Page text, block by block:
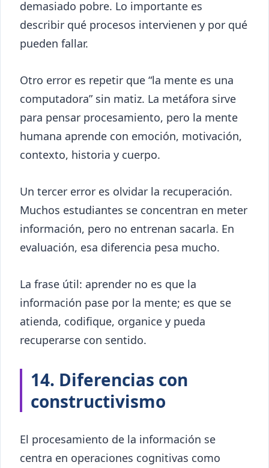
demasiado pobre. Lo importante es
describir qué procesos intervienen y por qué
pueden fallar.
Otro error es repetir que “la mente es una
computadora” sin matiz. La metáfora sirve
para pensar procesamiento, pero la mente
humana aprende con emoción, motivación,
contexto, historia y cuerpo.
Un tercer error es olvidar la recuperación.
Muchos estudiantes se concentran en meter
información, pero no entrenan sacarla. En
evaluación, esa diferencia pesa mucho.
La frase útil: aprender no es que la
información pase por la mente; es que se
atienda, codifique, organice y pueda
recuperarse con sentido.
14. Diferencias con
constructivismo
El procesamiento de la información se
centra en operaciones cognitivas como